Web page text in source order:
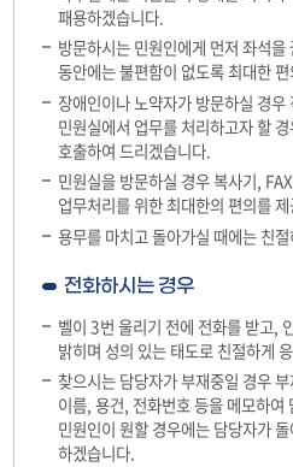
패용하겠습니다.
방문하시는 민원인에게 먼저 좌석
동안에는 불편함이 없도록 최대한
장애인이나 노약자가 방문하실 경우
민원실에서 업무를 처리하고자 할
호출하여 드리겠습니다.
민원실을 방문하실 경우 복사기,
업무처리를 위한 최대한의 편의를
용무를 마치고 돌아가실 때에는 친
전화하시는 경우
벨이 3번 울리기 전에 전화를 받고,
밝히며 성의 있는 태도로 친절하게
찾으시는 담당자가 부재중일 경우
이름, 용건, 전화번호 등을 메모하여
민원인이 원할 경우에는 담당자가
하겠습니다.